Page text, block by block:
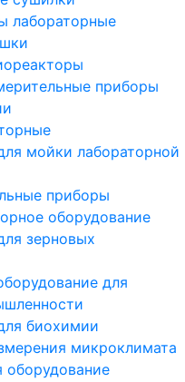
лабораторные
приборы
мойки лабораторной
приборы
оборудование
зерновых
для
биохимии
микроклимата
оборудование